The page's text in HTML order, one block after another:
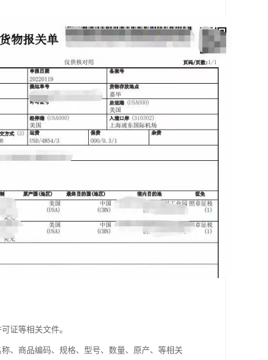
证等相关文件。
、商品编码、规格、型号、数量、原产、等相关